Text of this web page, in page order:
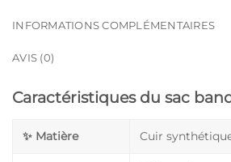
INFORMATIONS COMPLÉMENTAIRES
AVIS (0)
Caractéristiques du sac
✨ Matière Cuir